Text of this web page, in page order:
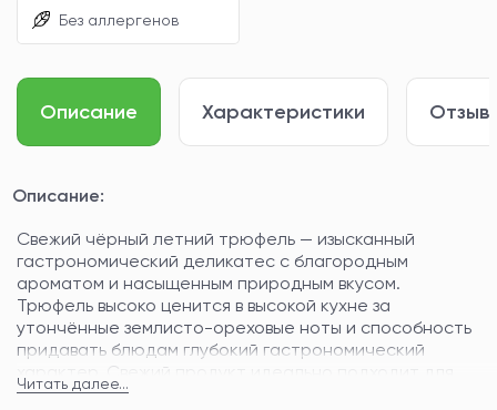
Без аллергенов
Описание Характеристики
Описание:
Свежий чёрный летний трюфель — изысканный
гастрономический деликатес с благородным
ароматом и насыщенным природным вкусом.
Трюфель высоко ценится в высокой кухне за
утончённые землисто-ореховые ноты и способность
придавать блюдам глубокий гастрономический
характер. Свежий продукт идеально подходит для
ресторанной подачи и домашних gourmet-блюд.
Читать далее...